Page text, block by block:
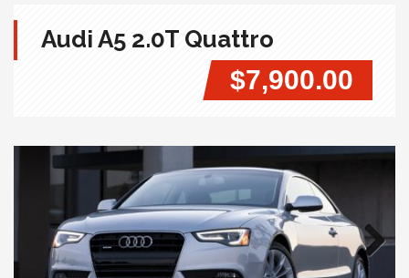
Audi A5 2.0T Quattro
$7,900.00
Next